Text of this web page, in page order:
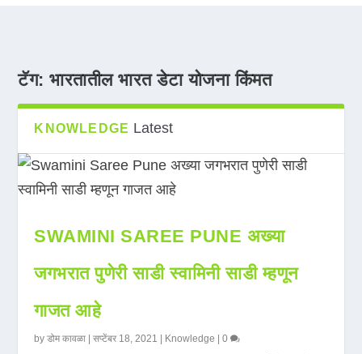
टॅग:भारतातील भारत डेटा योजना किंमत
KNOWLEDGE Latest
SWAMINI SAREE PUNE अख्या
जगभरात पुणेरी साडी स्वामिनी साडी म्हणून
गाजत आहे
byडोम कावळा |सप्टेंबर 18, 2021 Knowledge |0